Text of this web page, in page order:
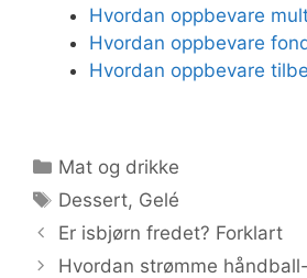
Hvordan oppbevare
Hvordan oppbevare
Hvordan oppbevare
Kategorier
Mat og drikke
Stikkord
Dessert, Gelé
Er isbjørn fredet? Forklart
Hvordan strømme